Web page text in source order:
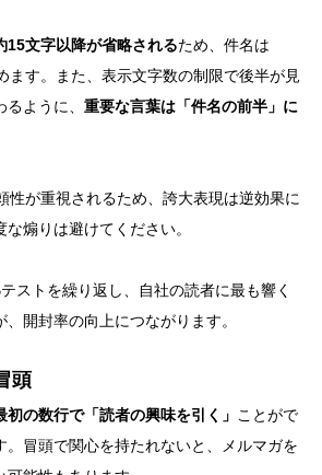
15文字以降が省略されるため、件名は
ます。また、表示文字数の制限で後半が見
ように、 重要な言葉は「件名の前半」に
性が重視されるため、誇大表現は逆効果に
煽りは避けてください。
ストを繰り返し、自社の読者に最も響く
開封率の向上につながります。
頭
初の数行で「読者の興味を引く」 ことがで
。冒頭で関心を持たれないと、メルマガを